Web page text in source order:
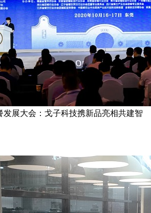
发展大会：戈子科技携新品亮相共建智